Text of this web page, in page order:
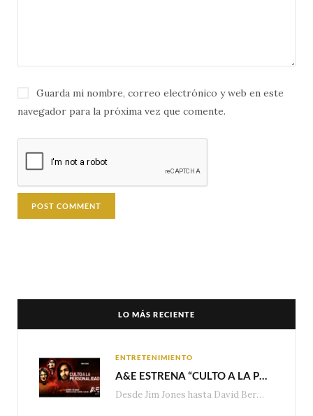
Guarda mi nombre, correo electrónico y web en este
navegador para la próxima vez que comente.
LO MÁS RECIENTE
ENTRETENIMIENTO
A&E ESTRENA “CULTO A LA PERSONALIDAD”,LA SERIE SOBRE LOS LÍDERES DE SECTA MÁS SINIESTROS DE LA HISTORIA
Desde Jim Jones hasta David Berg, la producción recorre en seis episodios cómo el carisma,…